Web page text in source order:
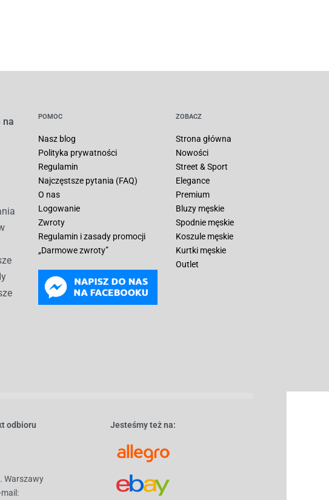
na
POMOC
Nasz blog
Polityka prywatności
Regulamin
Najczęstsze pytania (FAQ)
O nas
Logowanie
Zwroty
Regulamin i zasady promocji
„Darmowe zwroty”
ZOBACZ
Strona główna
Nowości
Street & Sport
Elegance
Premium
Bluzy męskie
Spodnie męskie
Koszule męskie
Kurtki męskie
Outlet
odbioru
Warszawy
mail:
Jesteśmy też na: